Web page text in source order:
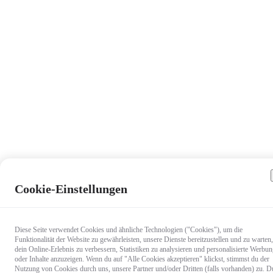
Cookie-Einstellungen
Diese Seite verwendet Cookies und ähnliche Technologien ("Cookies"), um die
Funktionalität der Website zu gewährleisten, unsere Dienste bereitzustellen und zu warten,
dein Online-Erlebnis zu verbessern, Statistiken zu analysieren und personalisierte
oder Inhalte anzuzeigen. Wenn du auf "Alle Cookies akzeptieren" klickst, stimmst du der
Nutzung von Cookies durch uns, unsere Partner und/oder Dritten (falls vorhanden) zu.